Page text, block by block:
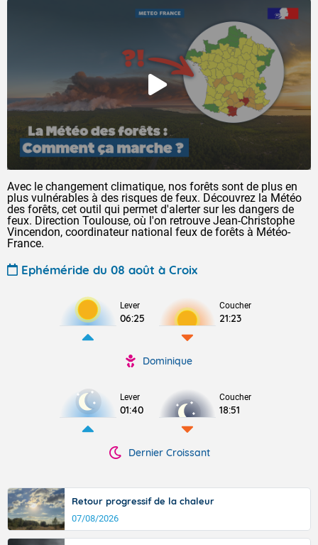
Avec le changement climatique, nos forêts sont de plus en
plus vulnérables à des risques de feux. Découvrez la Météo
des forêts, cet outil qui permet d'alerter sur les dangers de
feux. Direction Toulouse, où l'on retrouve Jean-Christophe
Vincendon, coordinateur national feux de forêts à Météo-
France.
Ephéméride du 08 août à Croix
Lever
06:25
Coucher
21:23
Dominique
Lever
01:40
Coucher
18:51
Dernier Croissant
Retour progressif de la chaleur
07/08/2026